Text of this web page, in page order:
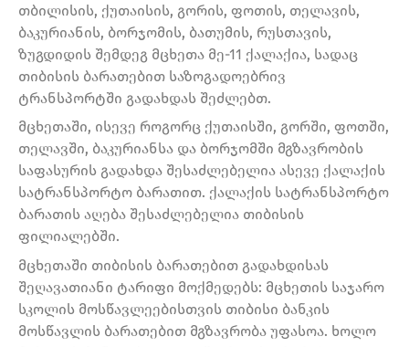
თბილისის, ქუთაისის, გორის, ფოთის, თელავის,
ბაკურიანის, ბორჯომის, ბათუმის, რუსთავის,
ზუგდიდის შემდეგ მცხეთა მე-11 ქალაქია, სადაც
თიბისის ბარათებით საზოგადოებრივ
ტრანსპორტში გადახდას შეძლებთ.
მცხეთაში, ისევე როგორც ქუთაისში, გორში, ფოთში,
თელავში, ბაკურიანსა და ბორჯომში მგზავრობის
საფასურის გადახდა შესაძლებელია ასევე ქალაქის
სატრანსპორტო ბარათით. ქალაქის სატრანსპორტო
ბარათის აღება შესაძლებელია თიბისის
ფილიალებში.
მცხეთაში თიბისის ბარათებით გადახდისას
შეღავათიანი ტარიფი მოქმედებს: მცხეთის საჯარო
სკოლის მოსწავლეებისთვის თიბისი ბანკის
მოსწავლის ბარათებით მგზავრობა უფასოა. ხოლო